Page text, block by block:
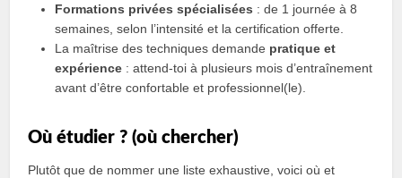
Formations privées spécialisées : de 1 journée à 8
semaines, selon l’intensité et la certification offerte.
La maîtrise des techniques demande pratique et
expérience : attend-toi à plusieurs mois d’entraînement
avant d’être confortable et professionnel(le).
Où étudier ? (où chercher)
Plutôt que de nommer une liste exhaustive, voici où et